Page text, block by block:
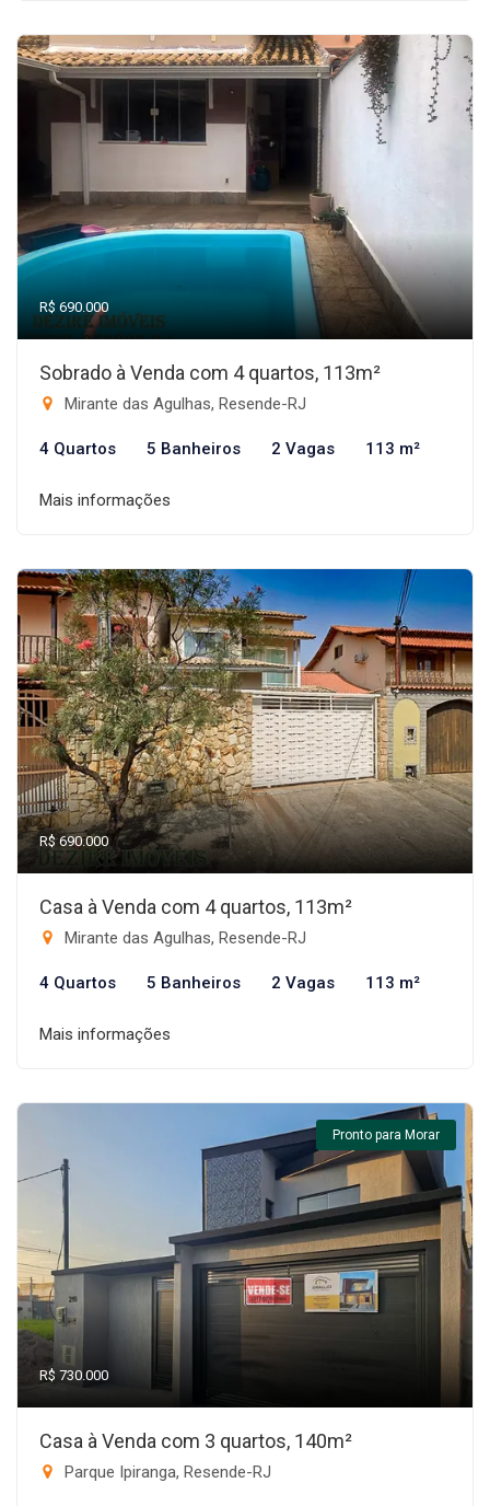
R$ 690.000
Sobrado à Venda com 4 quartos, 113m²
Mirante das Agulhas, Resende-RJ
4 Quartos 5 Banheiros 2 Vagas 113 m²
Mais informações
R$ 690.000
Casa à Venda com 4 quartos, 113m²
Mirante das Agulhas, Resende-RJ
4 Quartos 5 Banheiros 2 Vagas 113 m²
Mais informações
Pronto para Morar
R$ 730.000
Casa à Venda com 3 quartos, 140m²
Parque Ipiranga, Resende-RJ